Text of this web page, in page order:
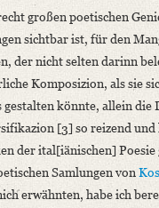
großen poetischen
sichtbar ist, für den
der nicht selten darinn
Komposizion, als sie
könnte, allein die
[3] so reizend und
der ital[iänischen] Poesie
Samlungen von
erwähnten, habe ich